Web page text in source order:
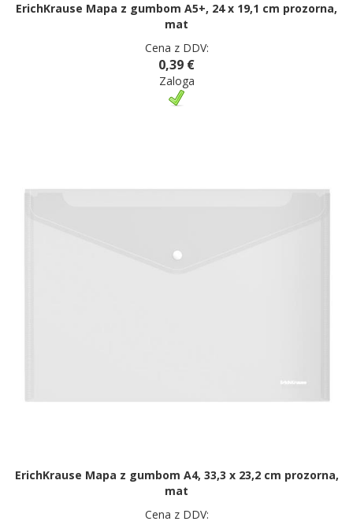
ErichKrause Mapa z gumbom A5+, 24 x 19,1 cm prozorna,
mat
Cena z DDV:
0,39 €
Zaloga
ErichKrause Mapa z gumbom A4, 33,3 x 23,2 cm prozorna,
mat
Cena z DDV: